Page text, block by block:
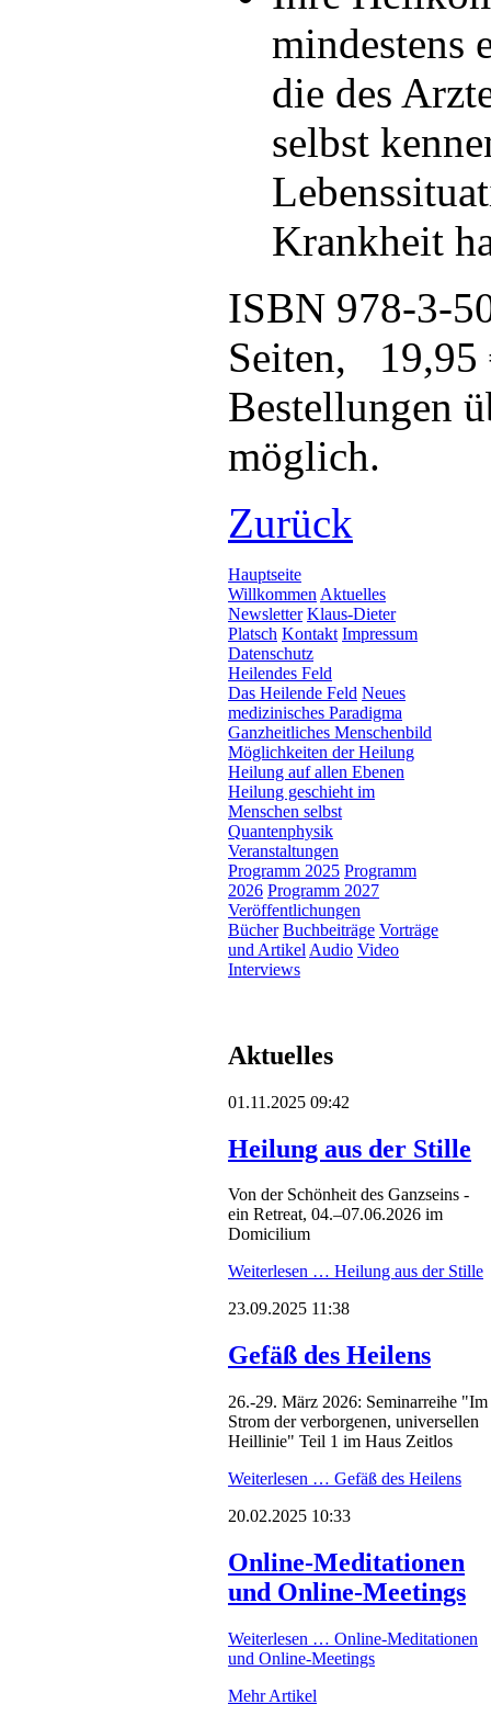
mindestens
die des
selbst
Krankheit
ISBN 978-3-
Seiten, 19,95
Bestellungen
möglich.
Zurück
Hauptseite
Willkommen Aktuelles
Newsletter Klaus-Dieter
Platsch Kontakt Impressum
Datenschutz
Heilendes Feld
Das Heilende Feld Neues
medizinisches Paradigma
Ganzheitliches Menschenbild
Möglichkeiten der Heilung
Heilung auf allen Ebenen
Heilung geschieht im
Menschen selbst
Quantenphysik
Veranstaltungen
Programm 2025 Programm
2026 Programm 2027
Veröffentlichungen
Bücher Buchbeiträge Vorträge
und Artikel Audio Video
Interviews
Aktuelles
01.11.2025 09:42
Heilung aus der Stille
Von der Schönheit des Ganzseins -
ein Retreat, 04.–07.06.2026 im
Domicilium
Weiterlesen … Heilung aus der Stille
23.09.2025 11:38
Gefäß des Heilens
26.-29. März 2026: Seminarreihe "Im
Strom der verborgenen, universellen
Heillinie" Teil 1 im Haus Zeitlos
Weiterlesen … Gefäß des Heilens
20.02.2025 10:33
Online-Meditationen
und Online-Meetings
Weiterlesen … Online-Meditationen
und Online-Meetings
Mehr Artikel